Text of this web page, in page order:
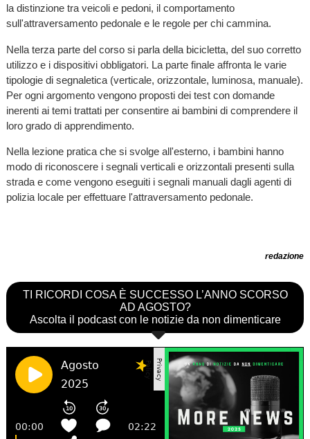
la distinzione tra veicoli e pedoni, il comportamento
sull'attraversamento pedonale e le regole per chi cammina.
Nella terza parte del corso si parla della bicicletta, del suo corretto
utilizzo e i dispositivi obbligatori. La parte finale affronta le varie
tipologie di segnaletica (verticale, orizzontale, luminosa, manuale).
Per ogni argomento vengono proposti dei test con domande
inerenti ai temi trattati per consentire ai bambini di comprendere il
loro grado di apprendimento.
Nella lezione pratica che si svolge all'esterno, i bambini hanno
modo di riconoscere i segnali verticali e orizzontali presenti sulla
strada e come vengono eseguiti i segnali manuali dagli agenti di
polizia locale per effettuare l'attraversamento pedonale.
redazione
TI RICORDI COSA È SUCCESSO L’ANNO SCORSO
AD AGOSTO?
Ascolta il podcast con le notizie da non dimenticare